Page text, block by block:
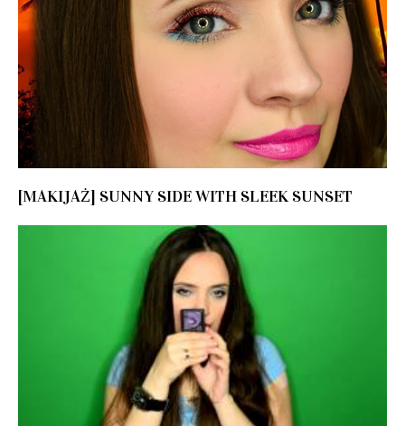
[MAKIJAŻ] SUNNY SIDE WITH SLEEK SUNSET